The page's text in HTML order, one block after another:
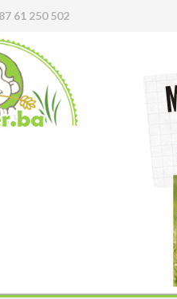
61 250 502